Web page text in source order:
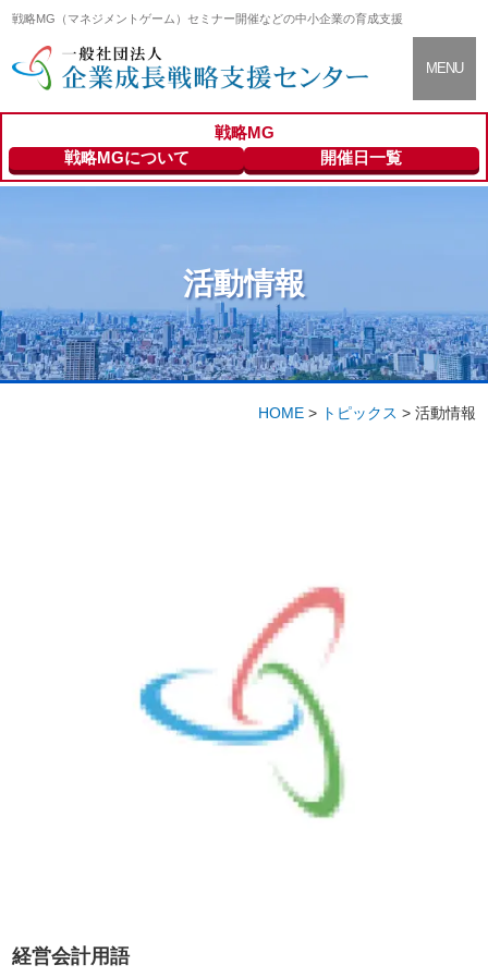
CLOSE
支援センター
について
About
登録専門家の
ご紹介
Expert
ホーム
戦略MG（マネジメントゲーム）
子どもCEO研修について
戦略MG（マネジメントゲーム）セミナー開催などの中小企業の育成支援
MENU
戦略MG
戦略MGについて 開催日一覧
活動情報
HOME> トピックス > 活動情報
経営会計用語